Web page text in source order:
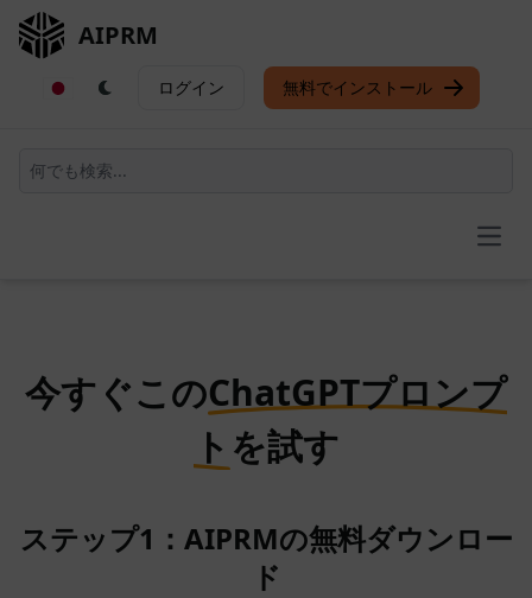
AIPRM
ログイン 無料でインストール
今すぐこのChatGPTプロンプ
ト を試す
ステップ1：AIPRMの無料ダウンロー
ド